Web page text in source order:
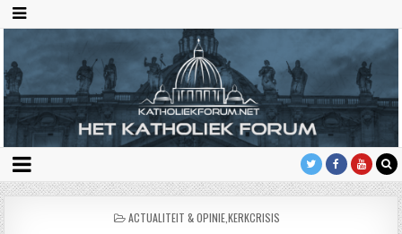
GEPLAATST
ACTUALITEIT & OPINIE,KERKCRISIS